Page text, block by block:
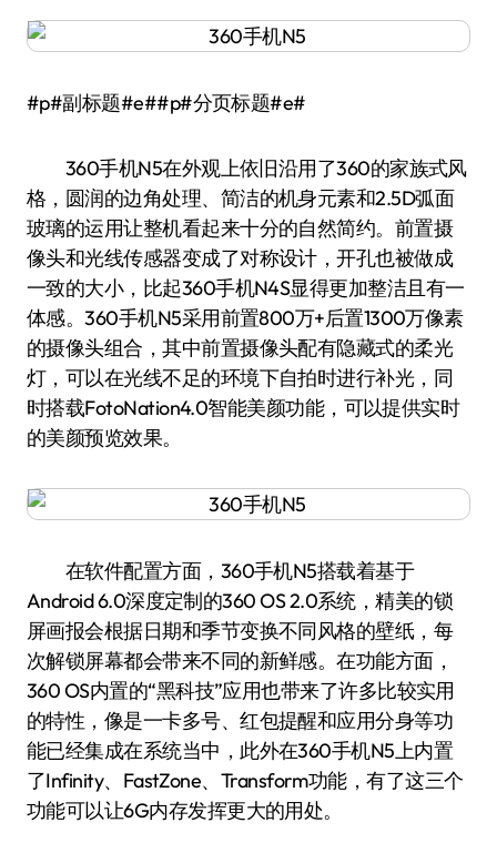
#p#副标题#e##p#分页标题#e#
360手机N5在外观上依旧沿用了360的家族式风
格，圆润的边角处理、简洁的机身元素和2.5D弧面
玻璃的运用让整机看起来十分的自然简约。前置摄
像头和光线传感器变成了对称设计，开孔也被做成
一致的大小，比起360手机N4S显得更加整洁且有一
体感。360手机N5采用前置800万+后置1300万像素
的摄像头组合，其中前置摄像头配有隐藏式的柔光
灯，可以在光线不足的环境下自拍时进行补光，同
时搭载FotoNation4.0智能美颜功能，可以提供实时
的美颜预览效果。
在软件配置方面，360手机N5搭载着基于
Android 6.0深度定制的360 OS 2.0系统，精美的锁
屏画报会根据日期和季节变换不同风格的壁纸，每
次解锁屏幕都会带来不同的新鲜感。在功能方面，
360 OS内置的“黑科技”应用也带来了许多比较实用
的特性，像是一卡多号、红包提醒和应用分身等功
能已经集成在系统当中，此外在360手机N5上内置
了Infinity、FastZone、Transform功能，有了这三个
功能可以让6G内存发挥更大的用处。